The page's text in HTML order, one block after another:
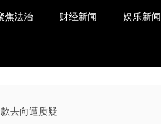
焦法治 财经新闻 娱乐新闻
去向遭质疑